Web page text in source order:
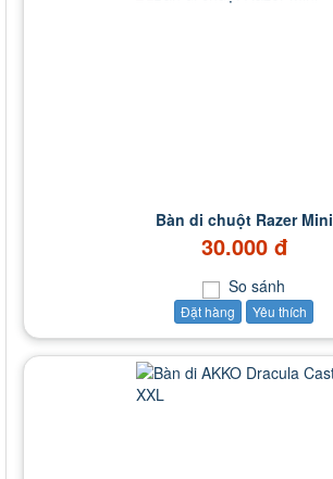
Bàn di chuột Razer Mini
30.000 đ
So sánh
Đặt hàng Yêu thích